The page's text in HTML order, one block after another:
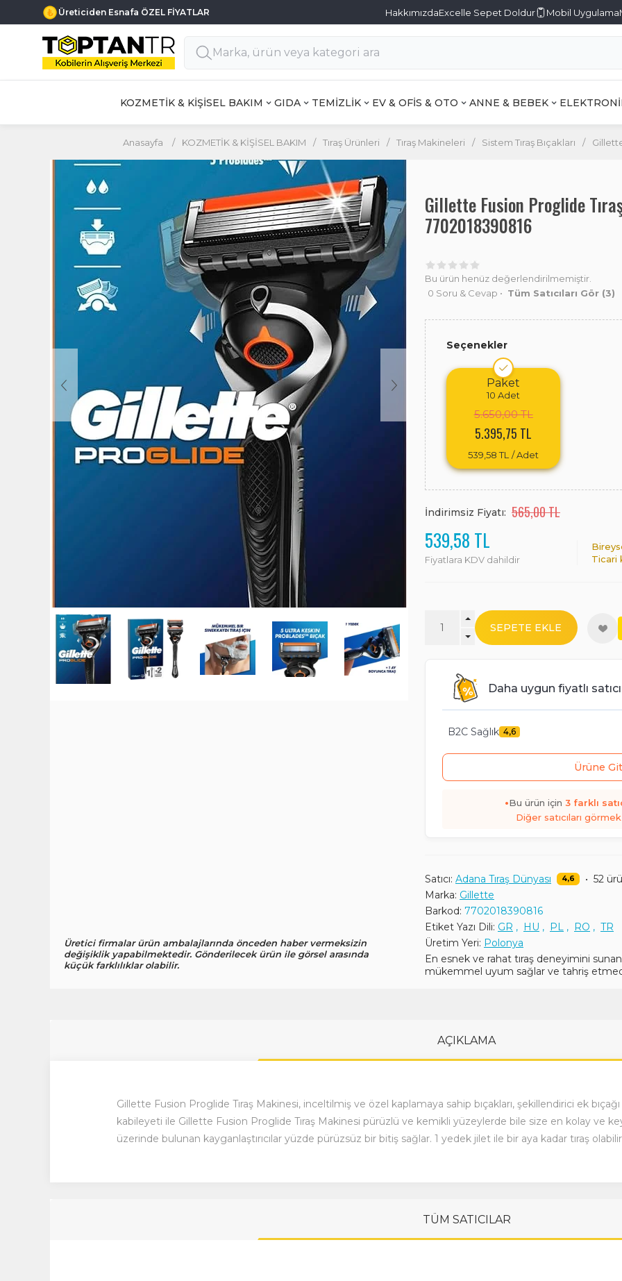
Üreticiden Esnafa ÖZEL FİYATLAR HakkımızdaExcelle Sepet Doldur Mobil Uygulama
KOZMETİK & KİŞİSEL BAKIM GIDA TEMİZLİK EV & OFİS & OTO ANNE & BEBEK
Anasayfa / KOZMETİK & KİŞİSEL BAKIM / Tıraş Ürünleri / Tıraş Makineleri / Sistem Tıraş Bıçakları /
Üretici firmalar ürün ambalajlarında önceden haber vermeksizin
değişiklik yapabilmektedir. Gönderilecek ürün ile görsel arasında
küçük farklılıklar olabilir.
Gillette Fusion Proglide
7702018390816
Bu ürün henüz değerlendirilmemiştir.
0 Soru & Cevap • Tüm Satıcıları Gör (3)
Seçenekler
Paket
10 Adet
5.650,00 TL
5.395,75 TL
539,58 TL / Adet
İndirimsiz Fiyatı: 565,00 TL
539,58 TL
Fiyatlara KDV dahildir
Ticari
SEPETE EKLE
Daha uygun fiyatlı
B2C Sağlık 4,6
Ürüne Git
•Bu ürün için 3 farklı
Diğer satıcıları görmek
Satıcı: Adana Tıraş Dünyası 4,6 • 52
Marka: Gillette
Barkod: 7702018390816
Etiket Yazı Dili: GR , HU , PL , RO , TR
Üretim Yeri: Polonya
En esnek ve rahat tıraş deneyimini
mükemmel uyum sağlar ve tahriş
AÇIKLAMA
Gillette Fusion Proglide Tıraş Makinesi, inceltilmiş ve özel kaplamaya sahip bıçakları, şekillendirici ek
kabileyeti ile Gillette Fusion Proglide Tıraş Makinesi pürüzlü ve kemikli yüzeylerde bile size en kolay ve
üzerinde bulunan kayganlaştırıcılar yüzde pürüzsüz bir bitiş sağlar. 1 yedek jilet ile bir aya kadar tıraş
TÜM SATICILAR